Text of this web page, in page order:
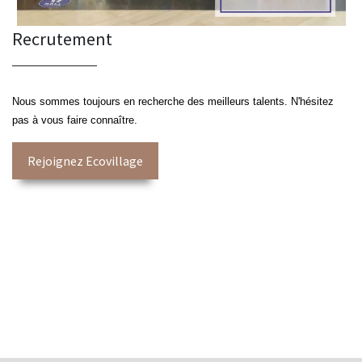
Recrutement
Nous sommes toujours en recherche des meilleurs talents. N'hésitez
pas à vous faire connaître.
Rejoignez Ecovillage